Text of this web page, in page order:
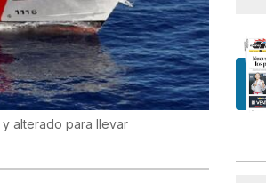
alterado para llevar